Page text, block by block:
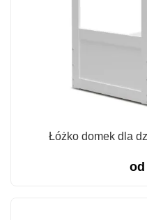
Łóżko domek dla
od